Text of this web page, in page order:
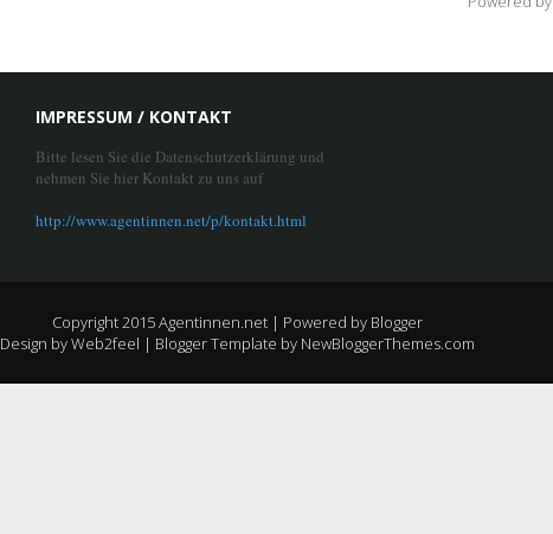
IMPRESSUM / KONTAKT
Bitte lesen Sie die Datenschutzerklärung und
nehmen Sie hier Kontakt zu uns auf
http://www.agentinnen.net/p/kontakt.html
Copyright 2015Agentinnen.net| Powered by Blogger
Design byWeb2feel | Blogger Template by NewBloggerThemes.com